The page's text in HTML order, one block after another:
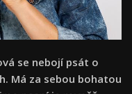
se nebojí psát o
Má za sebou bohatou